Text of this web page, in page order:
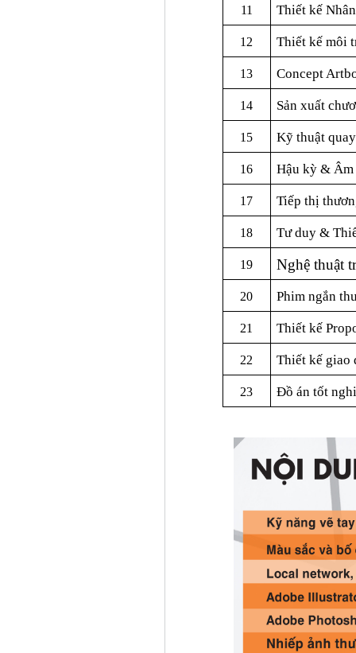
11 Thiết kế
12 Thiết kế môi
13 Concept
14 Sản xuất
15 Kỹ thuật
16 Hậu kỳ &
17 Tiếp thị
18 Tư duy &
19 Nghệ thuật
20 Phim ngắn
21 Thiết kế
22 Thiết kế giao
23 Đồ án tốt